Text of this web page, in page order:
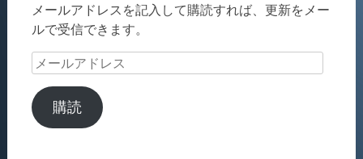
メールアドレスを記入して購読すれば、更新をメー
ルで受信できます。
メ
ル
ア
購読